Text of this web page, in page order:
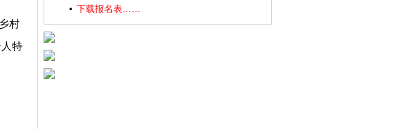
村
特
下载报名表……